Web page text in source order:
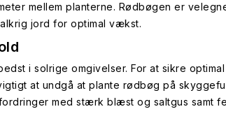
mellem planterne. Rødbøgen er
jord for optimal vækst.
i solrige omgivelser. For at sikre
at undgå at plante rødbøg på
med stærk blæst og saltgus samt